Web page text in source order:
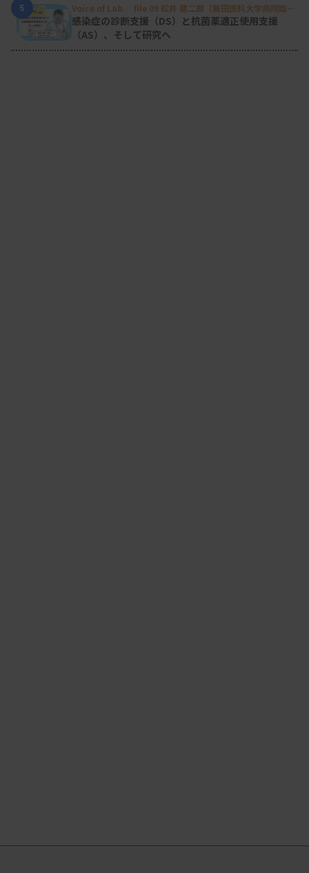
5
Voice of Lab. file 09 松井 建二郎（藤田医科大学病院臨床
検査部微生物遺伝子検査室）
感染症の診断支援（DS）と抗菌薬適正使用支援
（AS）、そして研究へ